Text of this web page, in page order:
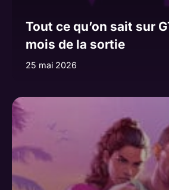
Tout ce qu’on sait sur
mois de la sortie
25 mai 2026